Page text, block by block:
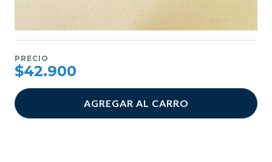
PRECIO
$42.900
AGREGAR AL CARRO